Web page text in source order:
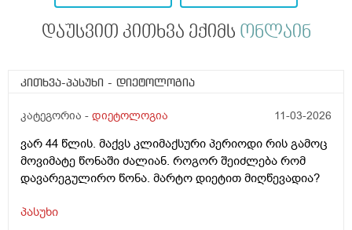
დაუსვით კითხვა ექიმს ონლაინ
კითხვა-პასუხი - დიეტოლოგია
კატეგორია - დიეტოლოგია 11-03-2026
ვარ 44 წლის. მაქვს კლიმაქსური პერიოდი რის გამოც
მოვიმატე წონაში ძალიან. როგორ შეიძლება რომ
დავარეგულირო წონა. მარტო დიეტით მიღწევადია?
პასუხი